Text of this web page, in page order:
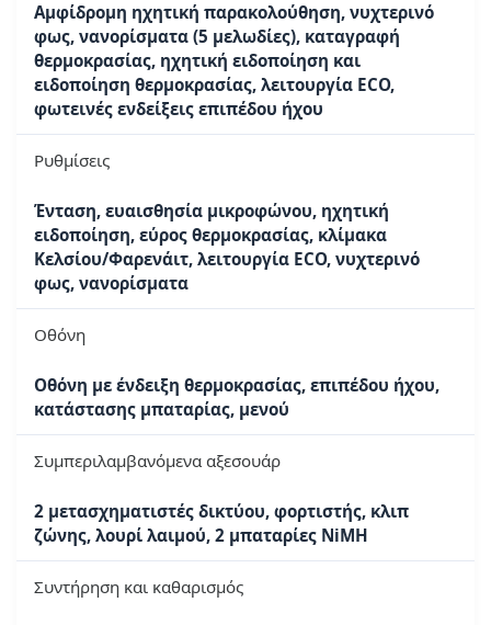
Αμφίδρομη ηχητική παρακολούθηση, νυχτερινό
φως, νανορίσματα (5 μελωδίες), καταγραφή
θερμοκρασίας, ηχητική ειδοποίηση και
ειδοποίηση θερμοκρασίας, λειτουργία ECO,
φωτεινές ενδείξεις επιπέδου ήχου
Ρυθμίσεις
Ένταση, ευαισθησία μικροφώνου, ηχητική
ειδοποίηση, εύρος θερμοκρασίας, κλίμακα
Κελσίου/Φαρενάιτ, λειτουργία ECO, νυχτερινό
φως, νανορίσματα
Οθόνη
Οθόνη με ένδειξη θερμοκρασίας, επιπέδου ήχου,
κατάστασης μπαταρίας, μενού
Συμπεριλαμβανόμενα αξεσουάρ
2 μετασχηματιστές δικτύου, φορτιστής, κλιπ
ζώνης, λουρί λαιμού, 2 μπαταρίες NiMH
Συντήρηση και καθαρισμός